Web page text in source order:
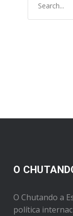
O
O Chutando a
política